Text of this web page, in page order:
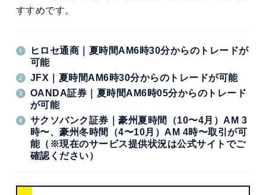
すすめです。
ヒロセ通商｜夏時間AM6時30分からのトレードが
可能
JFX
夏時間AM6時30分からのトレードが可能
OANDA証券｜夏時間AM6時05分からのトレード
が可能
サクソバンク証券｜豪州夏時間（10〜4月）AM 3
時〜、豪州冬時間（4〜10月）AM 4時〜取引が可
能（※現在のサービス提供状況は公式サイトでご
確認ください）